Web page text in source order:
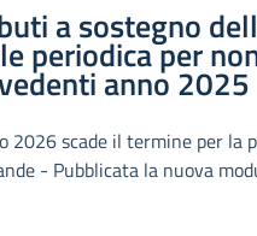
a sostegno
periodica per
anno 2025
2026 scade il termine per la
- Pubblicata la nuova